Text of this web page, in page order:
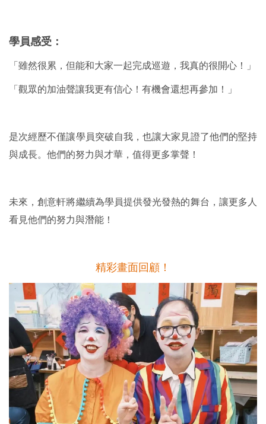
學員感受：
「雖然很累，但能和大家一起完成巡遊，我真的很開心！」
「觀眾的加油聲讓我更有信心！有機會還想再參加！」
是次經歷不僅讓學員突破自我，也讓大家見證了他們的堅持
與成長。他們的努力與才華，值得更多掌聲！
未來，創意軒將繼續為學員提供發光發熱的舞台，讓更多人
看見他們的努力與潛能！
精彩畫面回顧！